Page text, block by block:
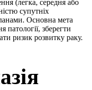
(легка, середня або
супутніх
Основна мета
зберегти
ризик розвитку раку.